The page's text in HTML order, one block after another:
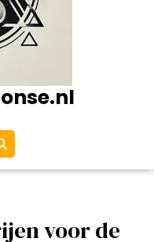
voor de